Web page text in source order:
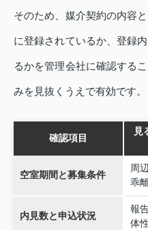
そのため、媒介契約の内容
に登録されているか、登録
るかを管理会社に確認する
みを見抜くうえで有効です。
確認項目
見
空室期間と募集条件
周
乖
内見数と申込状況
報
体性